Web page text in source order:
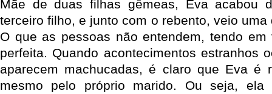
Mãe de duas filhas gêmeas, Eva acabou
terceiro filho, e junto com o rebento, veio
O que as pessoas não entendem, tendo
perfeita. Quando acontecimentos estranhos
aparecem machucadas, é claro que Eva é
mesmo pelo próprio marido. Ou seja,